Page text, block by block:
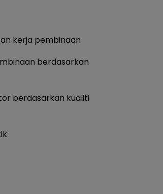
kerja pembinaan
berdasarkan
berdasarkan kualiti